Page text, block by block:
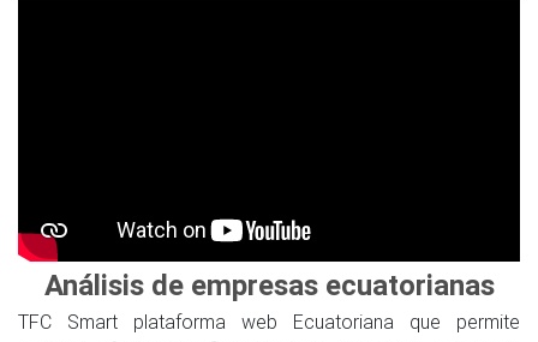
Análisis de empresas ecuatorianas
TFC Smart plataforma web Ecuatoriana que permite